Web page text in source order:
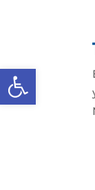
Abrir barra de